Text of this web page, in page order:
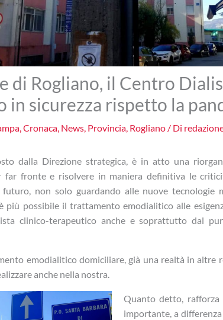
di Rogliano, il Centro
in sicurezza rispetto la
, Cronaca, News, Provincia, Rogliano/ Di
dalla Direzione strategica, è in atto una
far fronte e risolvere in maniera definitiva le
futuro, non solo guardando alle nuove tecnologie
più possibile il trattamento emodialitico alle
clinico-terapeutico anche e soprattutto dal
emodialitico domiciliare, già una realtà in altre
anche nella nostra.
Quanto detto, rafforza
importante, a